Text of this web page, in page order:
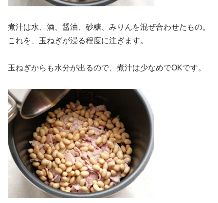
煮汁は水、酒、醤油、砂糖、みりんを混ぜ合わせたもの。
これを、玉ねぎが浸る程度に注ぎます。
玉ねぎからも水分が出るので、煮汁は少なめでOKです。